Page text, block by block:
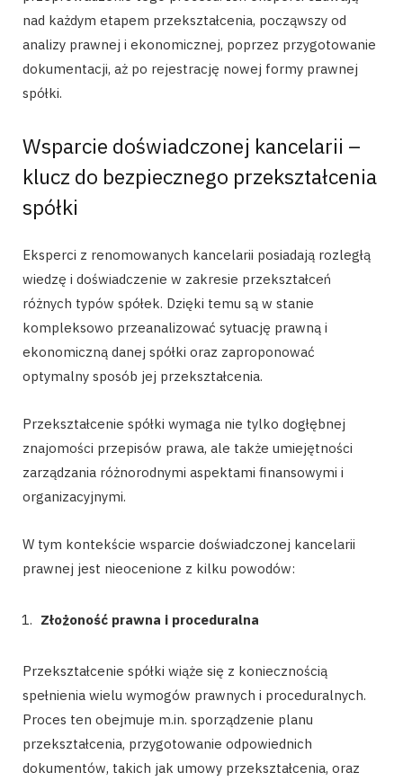
nad każdym etapem przekształcenia, począwszy od
analizy prawnej i ekonomicznej, poprzez przygotowanie
dokumentacji, aż po rejestrację nowej formy prawnej
spółki.
Wsparcie doświadczonej kancelarii –
klucz do bezpiecznego przekształcenia
spółki
Eksperci z renomowanych kancelarii posiadają rozległą
wiedzę i doświadczenie w zakresie przekształceń
różnych typów spółek. Dzięki temu są w stanie
kompleksowo przeanalizować sytuację prawną i
ekonomiczną danej spółki oraz zaproponować
optymalny sposób jej przekształcenia.
Przekształcenie spółki wymaga nie tylko dogłębnej
znajomości przepisów prawa, ale także umiejętności
zarządzania różnorodnymi aspektami finansowymi i
organizacyjnymi.
W tym kontekście wsparcie doświadczonej kancelarii
prawnej jest nieocenione z kilku powodów:
Złożoność prawna i proceduralna
Przekształcenie spółki wiąże się z koniecznością
spełnienia wielu wymogów prawnych i proceduralnych.
Proces ten obejmuje m.in. sporządzenie planu
przekształcenia, przygotowanie odpowiednich
dokumentów, takich jak umowy przekształcenia, oraz